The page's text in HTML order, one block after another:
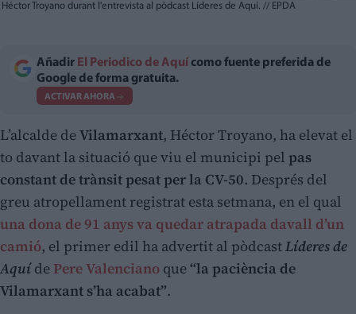
Héctor Troyano durant l'entrevista al pòdcast Líderes de Aquí. // EPDA
Añadir El Periodico de Aquí como fuente preferida de
Google de forma gratuita.
ACTIVAR AHORA
L’alcalde deVilamarxant, Héctor Troyano, ha elevat el
to davant la situació que viu el municipi pel pas
constant de trànsit pesat per la CV-50. Després del
greu atropellament registrat esta setmana, en el qual
una dona de 91 anys va quedar atrapada davall d’un
camió, el primer edil ha advertit al pòdcastLíderes de
Aquíde Pere Valenciano que “la paciència de
Vilamarxant s’ha acabat”.